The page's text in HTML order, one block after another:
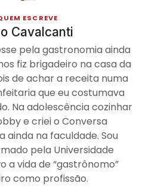
ESCREVE
Cavalcanti
pela gastronomia ainda
fiz brigadeiro na casa da
de achar a receita numa
que eu costumava
Na adolescência cozinhar
e criei o Conversa
ainda na faculdade. Sou
pela Universidade
a vida de “gastrônomo”
como profissão.